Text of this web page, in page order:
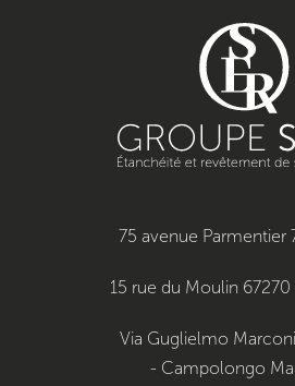
75 avenue Parmentier
15 rue du Moulin
Via Guglielmo
- Campolongo